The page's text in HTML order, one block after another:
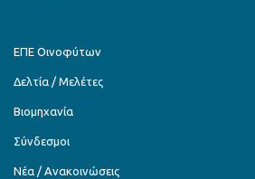
ΕΠΕ Οινοφύτων
Δελτία / Μελέτες
Βιομηχανία
Σύνδεσμοι
Νέα / Ανακοινώσεις